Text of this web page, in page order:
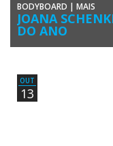
BODYBOARD | MAIS
JOANA
DO ANO
A bodyboarder algarvia
OUT
13